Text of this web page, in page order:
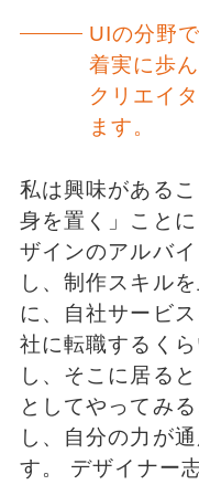
UIの分野
着実に歩
クリエイ
ます。
私は興味がある
身を置く」こと
ザインのアルバ
し、制作スキル
に、自社サービ
社に転職するく
し、そこに居る
としてやってみ
し、自分の力が
す。 デザイナー